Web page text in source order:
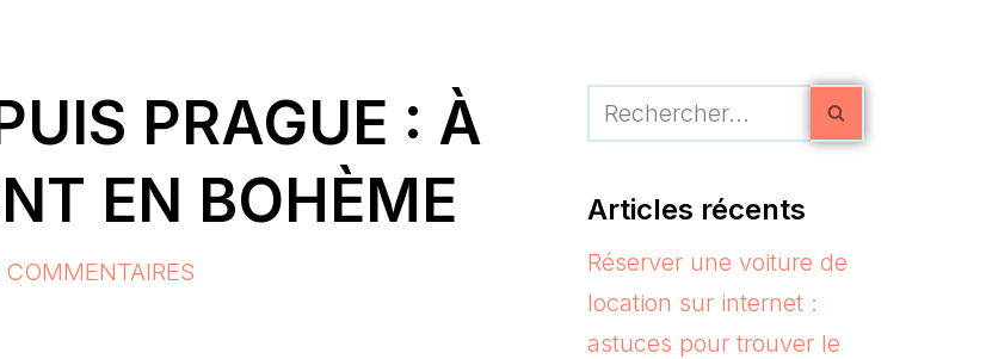
PRAGUE : À
EN BOHÈME
Articles récents
Réserver une voiture de
location sur internet :
astuces pour trouver le